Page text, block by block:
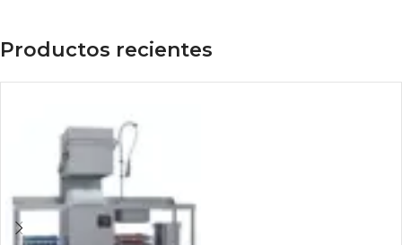
Productos recientes